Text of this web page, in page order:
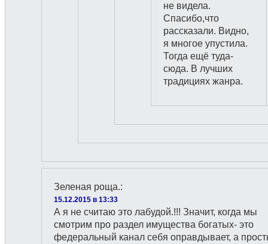
не видела.
Спасибо,что
рассказали. Видно,
я многое упустила.
Тогда ещё туда-
сюда. В лучших
традициях жанра.
Зеленая роща.:
15.12.2015 в 13:33
А я не считаю это лабудой.!!! Значит, когда мы
смотрим про раздел имущества богатых- это
федеральный канал себя оправдывает, а